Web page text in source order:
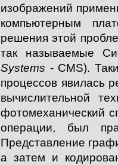
изображений
компьютерным
решения этой
так называемые
Systems - CMS).
процессов явилась
вычислительной
фотомеханический
операции, был
Представление
а затем и